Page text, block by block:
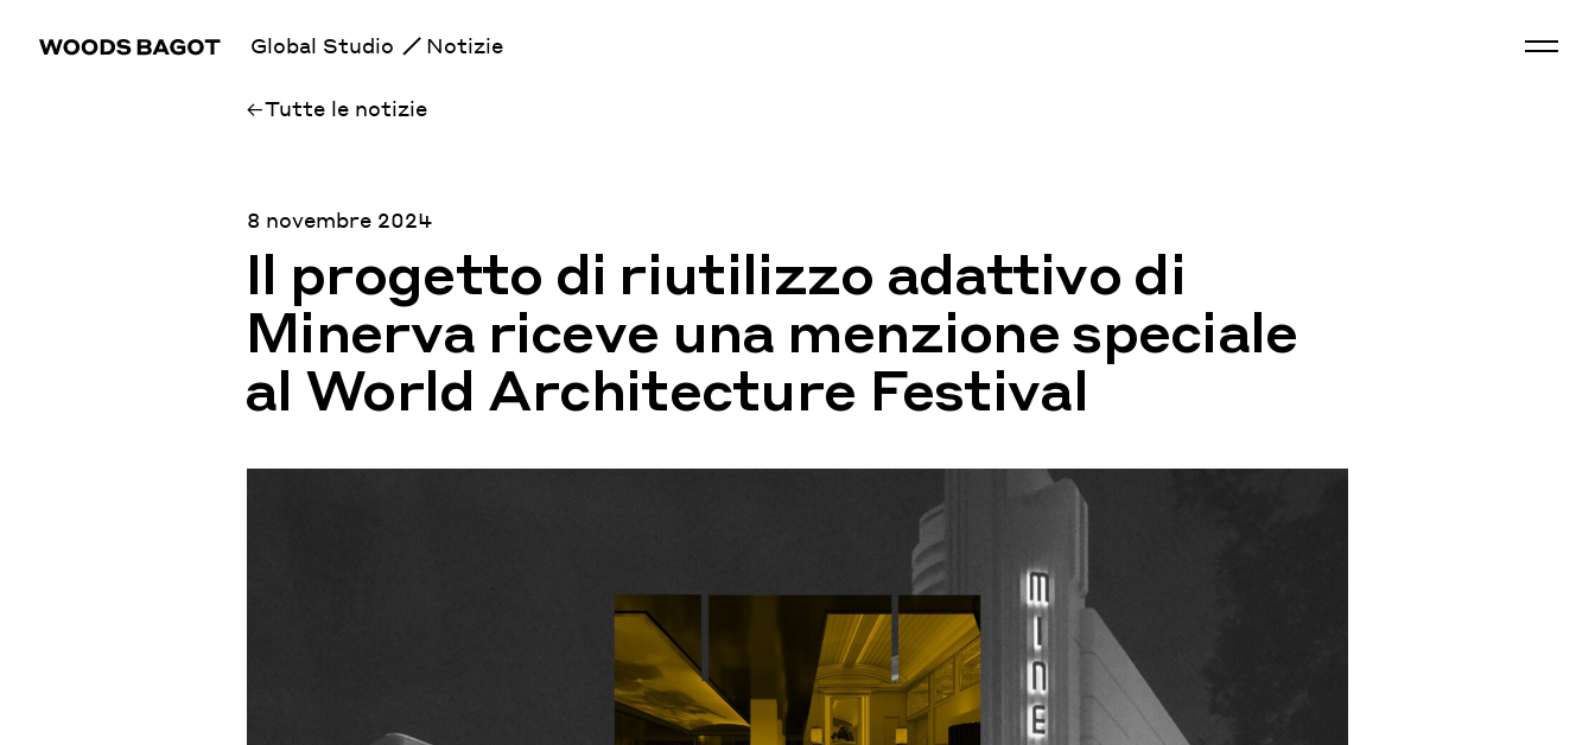
Global Studio Notizie
Tutte le notizie
8 novembre 2024
Il progetto di riutilizzo adattivo di
Minerva riceve una menzione speciale
al World Architecture Festival